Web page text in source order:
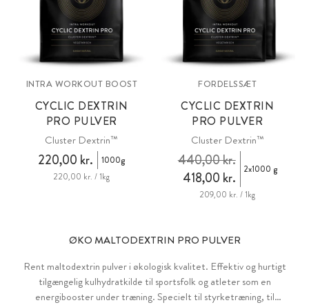
INTRA WORKOUT BOOST
CYCLIC DEXTRIN
PRO PULVER
Cluster Dextrin™
220,00 kr.
1000g
220,00 kr. / 1kg
FORDELSSÆT
CYCLIC DEXTRIN
PRO PULVER
Cluster Dextrin™
418,00 kr.
440,00 kr. 2x1000 g
209,00 kr. / 1kg
ØKO MALTODEXTRIN PRO PULVER
Rent maltodextrin pulver i økologisk kvalitet. Effektiv og hurtigt
tilgængelig kulhydratkilde til sportsfolk og atleter som en
energibooster under træning. Specielt til styrketræning, til